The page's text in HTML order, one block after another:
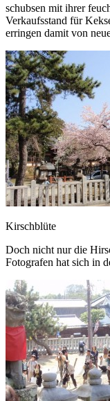
schubsen mit ihrer
Verkaufsstand für
erringen damit von
Kirschblüte
Doch nicht nur die
Fotografen hat sich in